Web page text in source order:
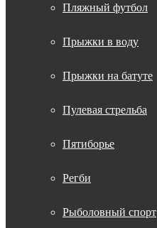
Пляжный футбол
Прыжки в воду
Прыжки на батуте
Пулевая стрельба
Пятиборье
Регби
Рыболовный спорт